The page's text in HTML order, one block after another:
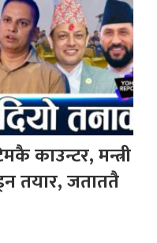
काउन्टर, मन्त्री
तयार, जताततै